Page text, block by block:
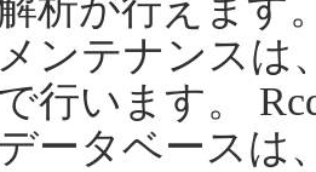
メンテナンスは
行います。
データベースは